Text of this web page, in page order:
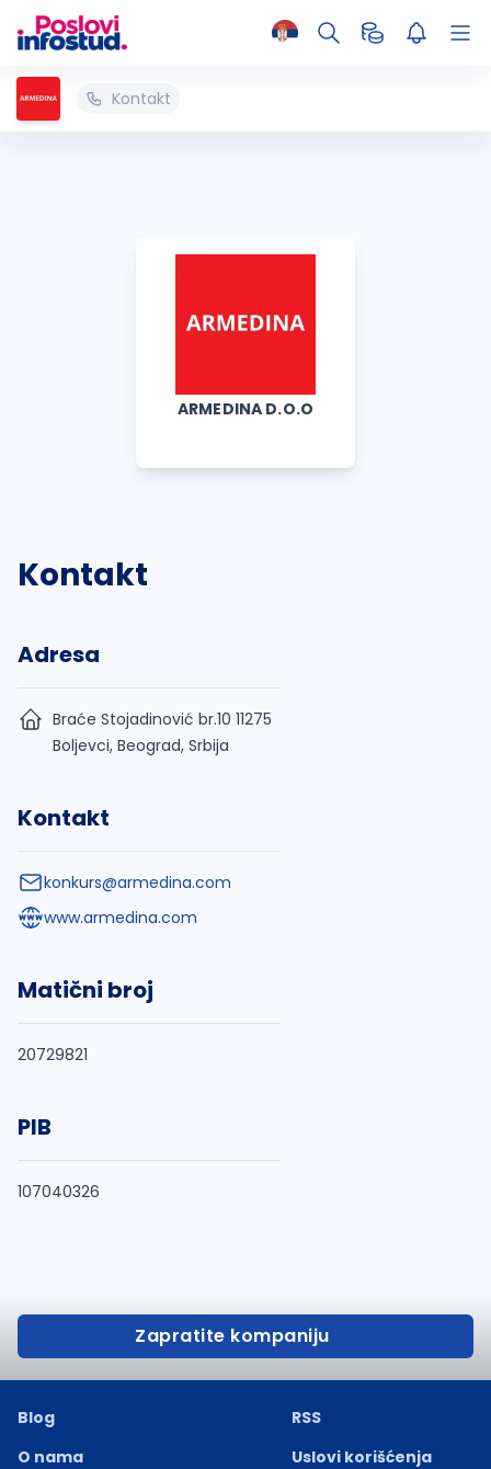
Kontakt
ARMEDINA D.O.O
Kontakt
Adresa
Braće Stojadinović br.10 11275
Boljevci, Beograd, Srbija
Kontakt
konkurs@armedina.com
www.armedina.com
Matični broj
20729821
PIB
107040326
Zapratite kompaniju
Blog
O nama
RSS
Uslovi korišćenja